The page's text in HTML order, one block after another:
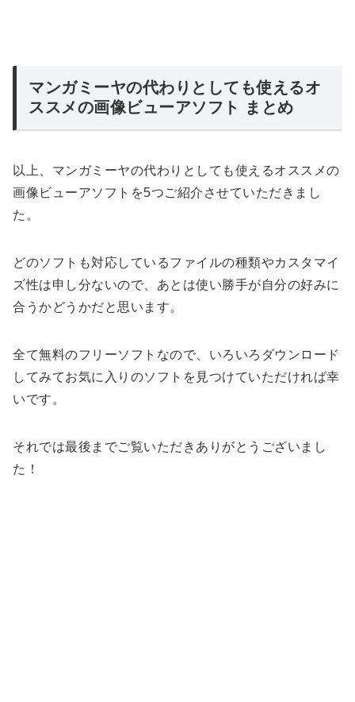
マンガミーヤの代わりとしても使えるオ
ススメの画像ビューアソフト まとめ
以上、マンガミーヤの代わりとしても使えるオススメの
画像ビューアソフトを5つご紹介させていただきまし
た。
どのソフトも対応しているファイルの種類やカスタマイ
ズ性は申し分ないので、あとは使い勝手が自分の好みに
合うかどうかだと思います。
全て無料のフリーソフトなので、いろいろダウンロード
してみてお気に入りのソフトを見つけていただければ幸
いです。
それでは最後までご覧いただきありがとうございまし
た！